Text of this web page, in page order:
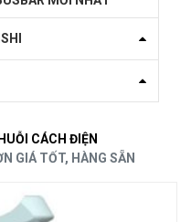
CÁCH ĐIỆN
GIÁ TỐT, HÀNG SẴN